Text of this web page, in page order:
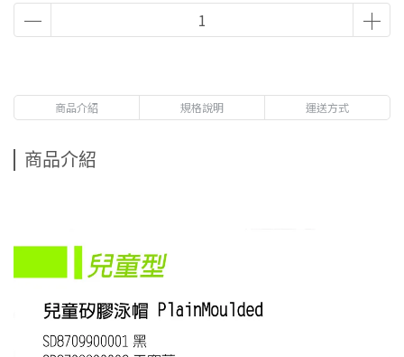
商品介紹 規格說明 運送方式
商品介紹